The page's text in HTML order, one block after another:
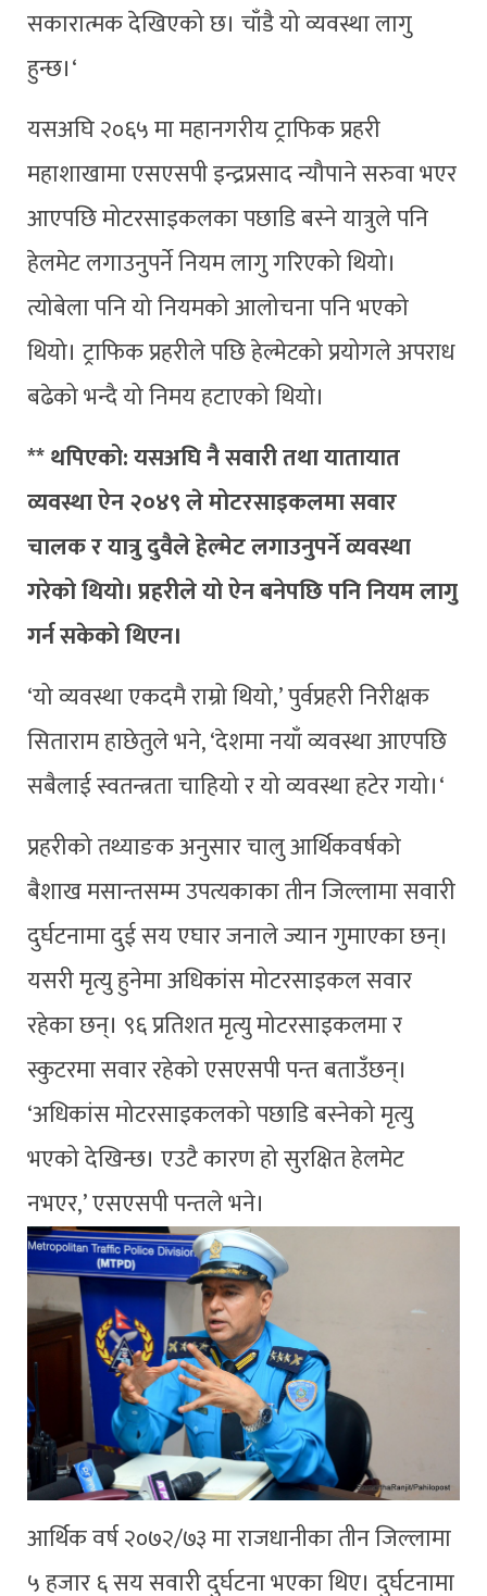
सकारात्मक देखिएको छ। चाँडै यो व्यवस्था लागु
हुन्छ।‘
यसअघि २०६५ मा महानगरीय ट्राफिक प्रहरी
महाशाखामा एसएसपी इन्द्रप्रसाद न्यौपाने सरुवा भएर
आएपछि मोटरसाइकलका पछाडि बस्ने यात्रुले पनि
हेलमेट लगाउनुपर्ने नियम लागु गरिएको थियो।
त्योबेला पनि यो नियमको आलोचना पनि भएको
थियो। ट्राफिक प्रहरीले पछि हेल्मेटको प्रयोगले अपराध
बढेको भन्दै यो निमय हटाएको थियो।
** थपिएको: यसअघि नै सवारी तथा यातायात
व्यवस्था ऐन २०४९ ले मोटरसाइकलमा सवार
चालक र यात्रु दुवैले हेल्मेट लगाउनुपर्ने व्यवस्था
गरेको थियो। प्रहरीले यो ऐन बनेपछि पनि नियम लागु
गर्न सकेको थिएन।
‘यो व्यवस्था एकदमै राम्रो थियो,’ पुर्वप्रहरी निरीक्षक
सिताराम हाछेतुले भने, ‘देशमा नयाँ व्यवस्था आएपछि
सबैलाई स्वतन्त्रता चाहियो र यो व्यवस्था हटेर गयो।‘
प्रहरीको तथ्याङक अनुसार चालु आर्थिकवर्षको
बैशाख मसान्तसम्म उपत्यकाका तीन जिल्लामा सवारी
दुर्घटनामा दुई सय एघार जनाले ज्यान गुमाएका छन्।
यसरी मृत्यु हुनेमा अधिकांस मोटरसाइकल सवार
रहेका छन्। ९६ प्रतिशत मृत्यु मोटरसाइकलमा र
स्कुटरमा सवार रहेको एसएसपी पन्त बताउँछन्।
‘अधिकांस मोटरसाइकलको पछाडि बस्नेको मृत्यु
भएको देखिन्छ। एउटै कारण हो सुरक्षित हेलमेट
नभएर,’ एसएसपी पन्तले भने।
आर्थिक वर्ष २०७२/७३ मा राजधानीका तीन जिल्लामा
५ हजार ६ सय सवारी दुर्घटना भएका थिए। दुर्घटनामा